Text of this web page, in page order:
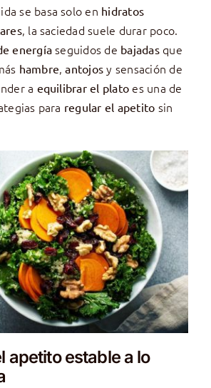
se basa solo en hidratos
, la saciedad suele durar poco.
energía seguidos de bajadasque
hambre,antojos y sensación de
a equilibrar el plato es una de
para regular el apetito sin
apetito estable a lo